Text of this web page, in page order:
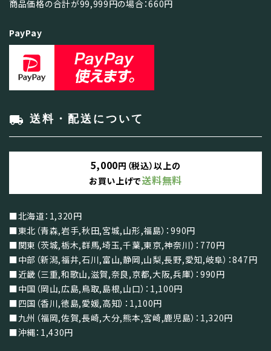
商品価格の合計が99,999円の場合：660円
PayPay
local_shipping 送料・配送について
5,000円（税込）以上の
お買い上げで送料無料
■北海道：1,320円
■東北（青森,岩手,秋田,宮城,山形,福島）：990円
■関東（茨城,栃木,群馬,埼玉,千葉,東京,神奈川）：770円
■中部（新潟,福井,石川,富山,静岡,山梨,長野,愛知,岐阜）：847円
■近畿（三重,和歌山,滋賀,奈良,京都,大阪,兵庫）：990円
■中国（岡山,広島,鳥取,島根,山口）：1,100円
■四国（香川,徳島,愛媛,高知）：1,100円
■九州（福岡,佐賀,長崎,大分,熊本,宮崎,鹿児島）：1,320円
■沖縄：1,430円